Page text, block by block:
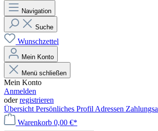
Navigation
Suche
Wunschzettel
Mein Konto
Menü schließen
Mein Konto
Anmelden
oderregistrieren
Übersicht Persönliches Profil Adressen
Warenkorb 0,00 €*